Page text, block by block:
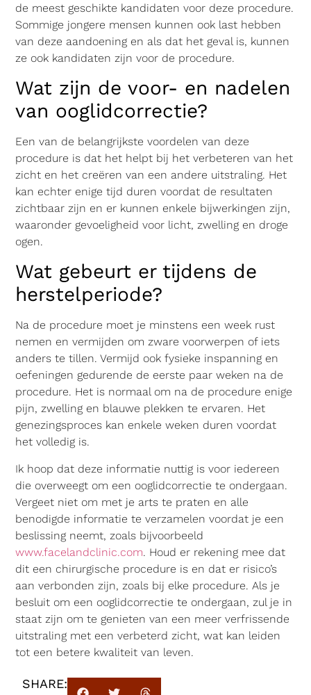
de meest geschikte kandidaten voor deze procedure.
Sommige jongere mensen kunnen ook last hebben
van deze aandoening en als dat het geval is, kunnen
ze ook kandidaten zijn voor de procedure.
Wat zijn de voor- en nadelen
van ooglidcorrectie?
Een van de belangrijkste voordelen van deze
procedure is dat het helpt bij het verbeteren van het
zicht en het creëren van een andere uitstraling. Het
kan echter enige tijd duren voordat de resultaten
zichtbaar zijn en er kunnen enkele bijwerkingen zijn,
waaronder gevoeligheid voor licht, zwelling en droge
ogen.
Wat gebeurt er tijdens de
herstelperiode?
Na de procedure moet je minstens een week rust
nemen en vermijden om zware voorwerpen of iets
anders te tillen. Vermijd ook fysieke inspanning en
oefeningen gedurende de eerste paar weken na de
procedure. Het is normaal om na de procedure enige
pijn, zwelling en blauwe plekken te ervaren. Het
genezingsproces kan enkele weken duren voordat
het volledig is.
Ik hoop dat deze informatie nuttig is voor iedereen
die overweegt om een ooglidcorrectie te ondergaan.
Vergeet niet om met je arts te praten en alle
benodigde informatie te verzamelen voordat je een
beslissing neemt, zoals bijvoorbeeld
www.facelandclinic.com. Houd er rekening mee dat
dit een chirurgische procedure is en dat er risico’s
aan verbonden zijn, zoals bij elke procedure. Als je
besluit om een ooglidcorrectie te ondergaan, zul je in
staat zijn om te genieten van een meer verfrissende
uitstraling met een verbeterd zicht, wat kan leiden
tot een betere kwaliteit van leven.
SHARE: